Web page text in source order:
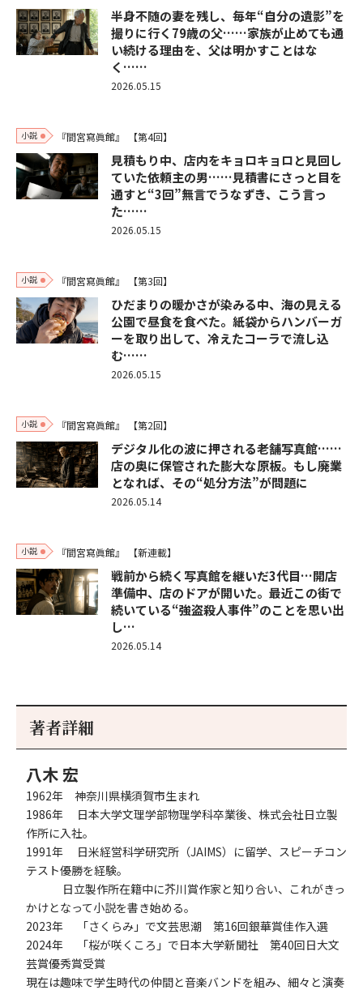
半身不随の妻を残し、毎年“自分の遺影”を
撮りに行く79歳の父……家族が止めても通
い続ける理由を、父は明かすことはな
く……
2026.05.15
小説 『間宮寫眞館』 【第4回】
見積もり中、店内をキョロキョロと見回し
ていた依頼主の男……見積書にさっと目を
通すと“3回”無言でうなずき、こう言っ
た……
2026.05.15
小説 『間宮寫眞館』 【第3回】
ひだまりの暖かさが染みる中、海の見える
公園で昼食を食べた。紙袋からハンバーガ
ーを取り出して、冷えたコーラで流し込
む……
2026.05.15
小説 『間宮寫眞館』 【第2回】
デジタル化の波に押される老舗写真館……
店の奥に保管された膨大な原板。もし廃業
となれば、その“処分方法”が問題に
2026.05.14
小説 『間宮寫眞館』 【新連載】
戦前から続く写真館を継いだ3代目…開店
準備中、店のドアが開いた。最近この街で
続いている“強盗殺人事件”のことを思い出
し…
2026.05.14
著者詳細
八木 宏
1962年 神奈川県横須賀市生まれ
1986年 日本大学文理学部物理学科卒業後、株式会社日立製
作所に入社。
1991年 日米経営科学研究所（JAIMS）に留学、スピーチコン
テスト優勝を経験。
日立製作所在籍中に芥川賞作家と知り合い、これがきっ
かけとなって小説を書き始める。
2023年 「さくらみ」で文芸思潮 第16回銀華賞佳作入選
2024年 「桜が咲くころ」で日本大学新聞社 第40回日大文
芸賞優秀賞受賞
現在は趣味で学生時代の仲間と音楽バンドを組み、細々と演奏